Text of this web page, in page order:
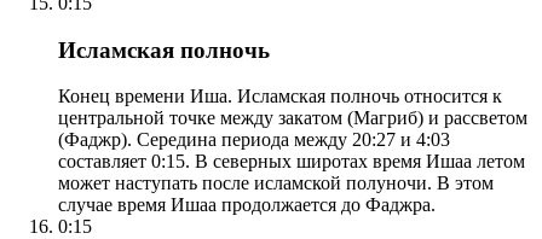
Исламская полночь
Конец времени Иша. Исламская полночь относится к
центральной точке между закатом (Магриб) и рассветом
(Фаджр). Середина периода между 20:27 и 4:03
составляет 0:15. В северных широтах время Ишаа летом
может наступать после исламской полуночи. В этом
случае время Ишаа продолжается до Фаджра.
0:15